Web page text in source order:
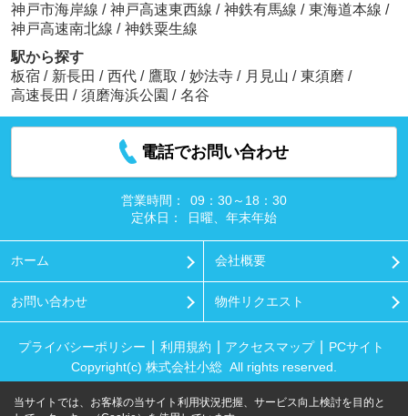
神戸市海岸線 / 神戸高速東西線 / 神鉄有馬線 / 東海道本線 /
神戸高速南北線 / 神鉄粟生線
駅から探す
板宿 / 新長田 / 西代 / 鷹取 / 妙法寺 / 月見山 / 東須磨 /
高速長田 / 須磨海浜公園 / 名谷
電話でお問い合わせ
営業時間：
09：30～18：30
定休日：
日曜、年末年始
ホーム 会社概要
お問い合わせ 物件リクエスト
プライバシーポリシー 利用規約 アクセスマップ
PCサイト
Copyright(c) 株式会社小総 All rights reserved.
当サイトでは、お客様の当サイト利用状況把握、サービス向上検討を目的と